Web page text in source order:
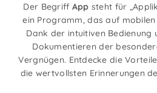
Der Begriff App steht für
ein Programm, das auf
Dank der intuitiven Bedienung
Dokumentieren der
Vergnügen. Entdecke die
die wertvollsten Erinnerungen